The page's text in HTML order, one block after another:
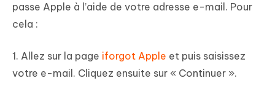
passe Apple à l’aide de votre adresse e-mail. Pour
cela :
1. Allez sur la page iforgot Apple et puis saisissez
votre e-mail. Cliquez ensuite sur « Continuer ».